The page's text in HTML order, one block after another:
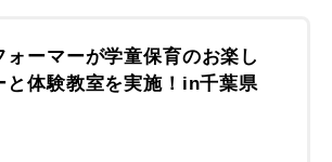
ォーマーが学童保育のお楽し
と体験教室を実施！in千葉県